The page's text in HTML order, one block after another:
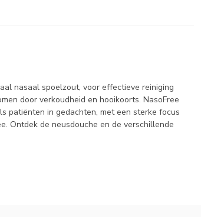
nasaal spoelzout, voor effectieve reiniging
door verkoudheid en hooikoorts. NasoFree
patiënten in gedachten, met een sterke focus
Ontdek de neusdouche en de verschillende